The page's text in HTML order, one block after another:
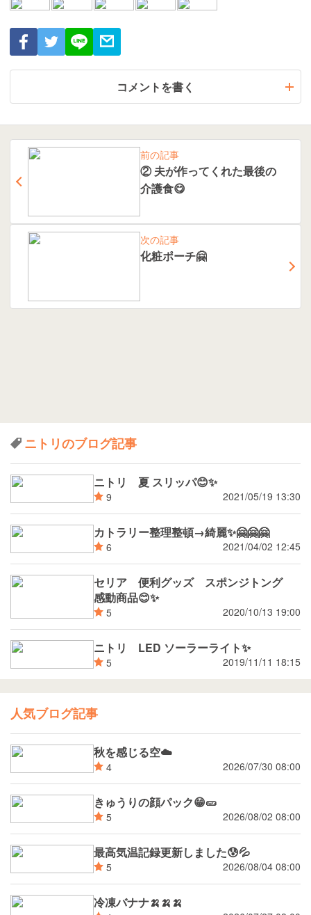
コメントを書く
前の記事
② 夫が作ってくれた最後の
介護食😋
次の記事
化粧ポーチ🤗
ニトリのブログ記事
ニトリ 夏 スリッパ😊✨
9 2021/05/19 13:30
カトラリー整理整頓→綺麗✨🤗🤗🤗
6 2021/04/02 12:45
セリア 便利グッズ スポンジトング
感動商品😊✨
5 2020/10/13 19:00
ニトリ LED ソーラーライト✨
5 2019/11/11 18:15
人気ブログ記事
秋を感じる空☁️
4 2026/07/30 08:00
きゅうりの顔パック😁🥒
5 2026/08/02 08:00
最高気温記録更新しました😰💦
5 2026/08/04 08:00
冷凍バナナ🍌🍌🍌